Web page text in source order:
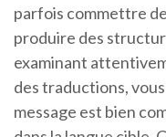
parfois commettre
produire des
examinant
des traductions,
message est bien